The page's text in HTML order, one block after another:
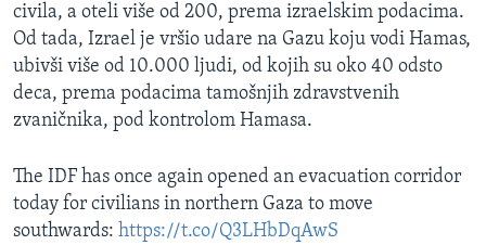
civila, a oteli više od 200, prema izraelskim podacima.
Od tada, Izrael je vršio udare na Gazu koju vodi Hamas,
ubivši više od 10.000 ljudi, od kojih su oko 40 odsto
deca, prema podacima tamošnjih zdravstvenih
zvaničnika, pod kontrolom Hamasa.
The IDF has once again opened an evacuation corridor
today for civilians in northern Gaza to move
southwards: https://t.co/Q3LHbDqAwS